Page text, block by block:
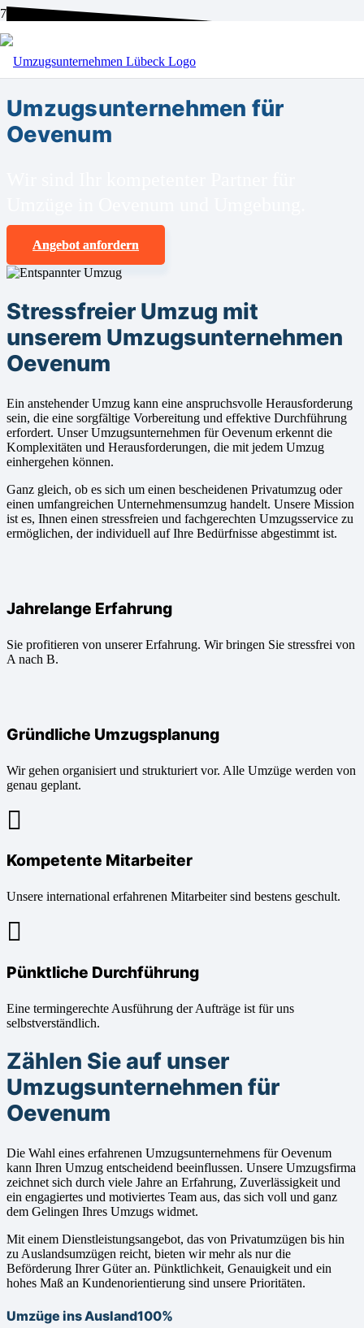
BEI UNS SIND SIE RICHTIG!
Umzugsunternehmen für
Oevenum
Angebot anfordern
Stressfreier Umzug mit
unserem Umzugsunternehmen
Oevenum
Ein anstehender Umzug kann eine anspruchsvolle Herausforderung
sein, die eine sorgfältige Vorbereitung und effektive Durchführung
erfordert. Unser Umzugsunternehmen für Oevenum erkennt die
Komplexitäten und Herausforderungen, die mit jedem Umzug
einhergehen können.
Ganz gleich, ob es sich um einen bescheidenen Privatumzug oder
einen umfangreichen Unternehmensumzug handelt. Unsere Mission
ist es, Ihnen einen stressfreien und fachgerechten Umzugsservice zu
ermöglichen, der individuell auf Ihre Bedürfnisse abgestimmt ist.
Jahrelange Erfahrung
Sie profitieren von unserer Erfahrung. Wir bringen Sie stressfrei von
A nach B.
Gründliche Umzugsplanung
Wir gehen organisiert und strukturiert vor. Alle Umzüge werden von
genau geplant.
Kompetente Mitarbeiter
Unsere international erfahrenen Mitarbeiter sind bestens geschult.
Pünktliche Durchführung
Eine termingerechte Ausführung der Aufträge ist für uns
selbstverständlich.
Zählen Sie auf unser
Umzugsunternehmen für
Oevenum
Die Wahl eines erfahrenen Umzugsunternehmens für Oevenum
kann Ihren Umzug entscheidend beeinflussen. Unsere Umzugsfirma
zeichnet sich durch viele Jahre an Erfahrung, Zuverlässigkeit und
ein engagiertes und motiviertes Team aus, das sich voll und ganz
dem Gelingen Ihres Umzugs widmet.
Mit einem Dienstleistungsangebot, das von Privatumzügen bis hin
zu Auslandsumzügen reicht, bieten wir mehr als nur die
Beförderung Ihrer Güter an. Pünktlichkeit, Genauigkeit und ein
hohes Maß an Kundenorientierung sind unsere Prioritäten.
Umzüge ins Ausland100%